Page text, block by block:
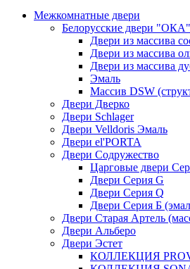
Межкомнатные двери
Белорусские двери "ОКА"
Двери из массива
Двери из массива
Двери из массива
Эмаль
Массив DSW
Двери Дверко
Двери Schlager
Двери Velldoris Эмаль
Двери el'PORTA
Двери Содружество
Царговые двери
Двери Серия G
Двери Серия Q
Двери Серия Б
Двери Старая Артель
Двери Альберо
Двери Эстет
КОЛЛЕКЦИЯ